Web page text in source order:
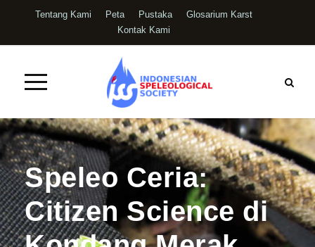
Tentang Kami Peta Pustaka
Glosarium Karst
Kontak Kami
Speleo Ceria:
Citizen Science di